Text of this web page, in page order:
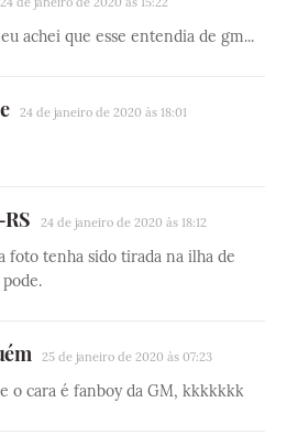
achei que esse entendia de gm...
24 de janeiro de 2020 às 18:01
24 de janeiro de 2020 às 18:12
foto tenha sido tirada na ilha de
25 de janeiro de 2020 às 07:23
o cara é fanboy da GM, kkkkkkk